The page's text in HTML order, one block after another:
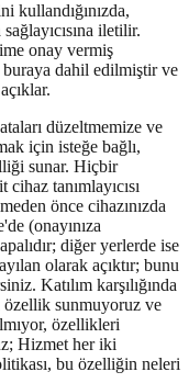
kullandığınızda,
iletilir.
onay vermiş
buraya dahil edilmiştir ve
düzeltmemize ve
için isteğe bağlı,
sunar. Hiçbir
tanımlayıcısı
önce cihazınızda
(onayınıza
diğer yerlerde ise
olarak açıktır; bunu
Katılım karşılığında
sunmuyoruz ve
özellikleri
Hizmet her iki
bu özelliğin neleri